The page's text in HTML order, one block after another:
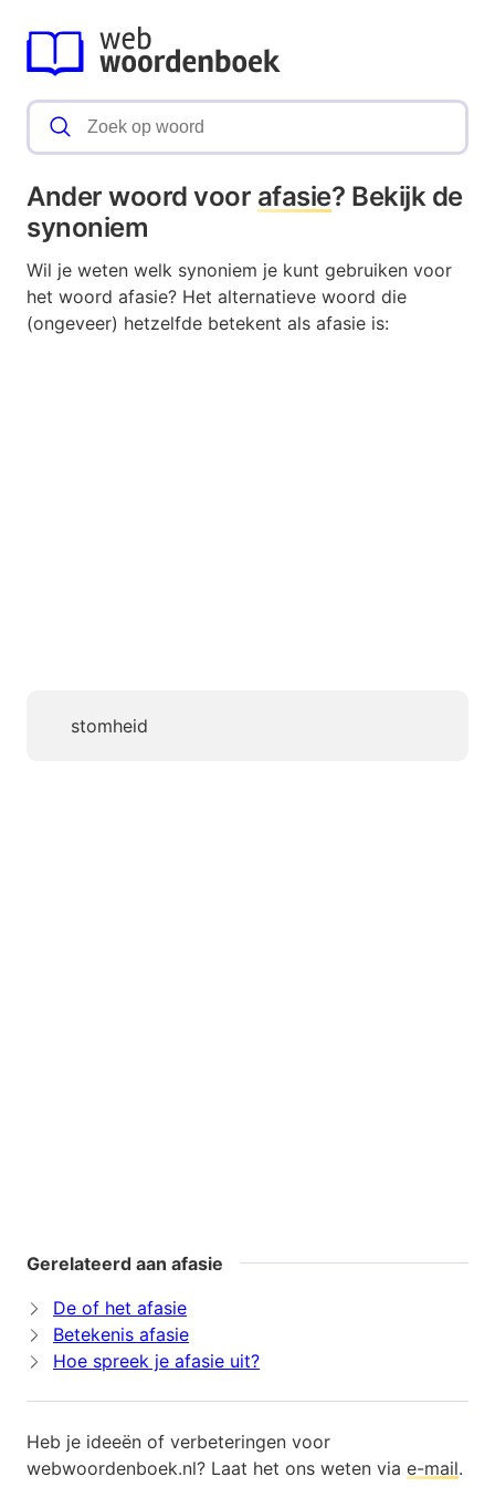
Ander woord voor afasie? Bekijk de
synoniem
Wil je weten welk synoniem je kunt gebruiken voor
het woord afasie? Het alternatieve woord die
(ongeveer) hetzelfde betekent als afasie is:
stomheid
Gerelateerd aan afasie
De of het afasie
Betekenis afasie
Hoe spreek je afasie uit?
Heb je ideeën of verbeteringen voor
webwoordenboek.nl? Laat het ons weten via e-mail.